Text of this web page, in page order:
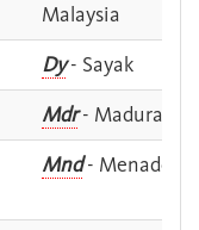
Malaysia
Dy- Sayak
Mdr- Madura
Mnd- Menado